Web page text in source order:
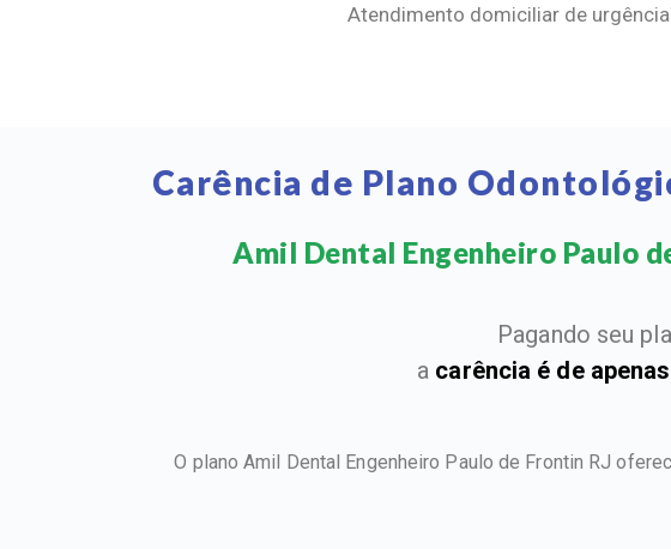
Atendimento domiciliar de
Carência de Plano
Amil Dental Engenheiro Paulo
Pagando seu
a carência é de
O plano Amil Dental Engenheiro Paulo de Frontin RJ